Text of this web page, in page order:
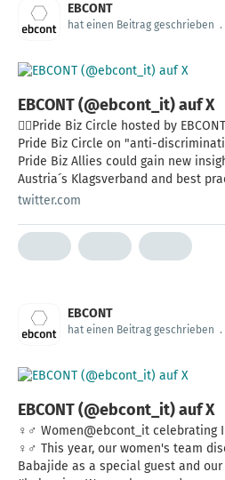
EBCONT
hat einen Beitrag geschrieben .
EBCONT (@ebcont_it) auf X
🏳️‍🌈Pride Biz Circle hosted by
Pride Biz Circle on "anti-
Pride Biz Allies could gain new
Austria´s Klagsverband and best
EBCONT "Hausbankerl" format.
twitter.com
EBCONT
hat einen Beitrag geschrieben .
EBCONT (@ebcont_it) auf X
♀️♂️ Women@ebcont_it celebrating
♀️♂️ This year, our women's team
Babajide as a special guest and